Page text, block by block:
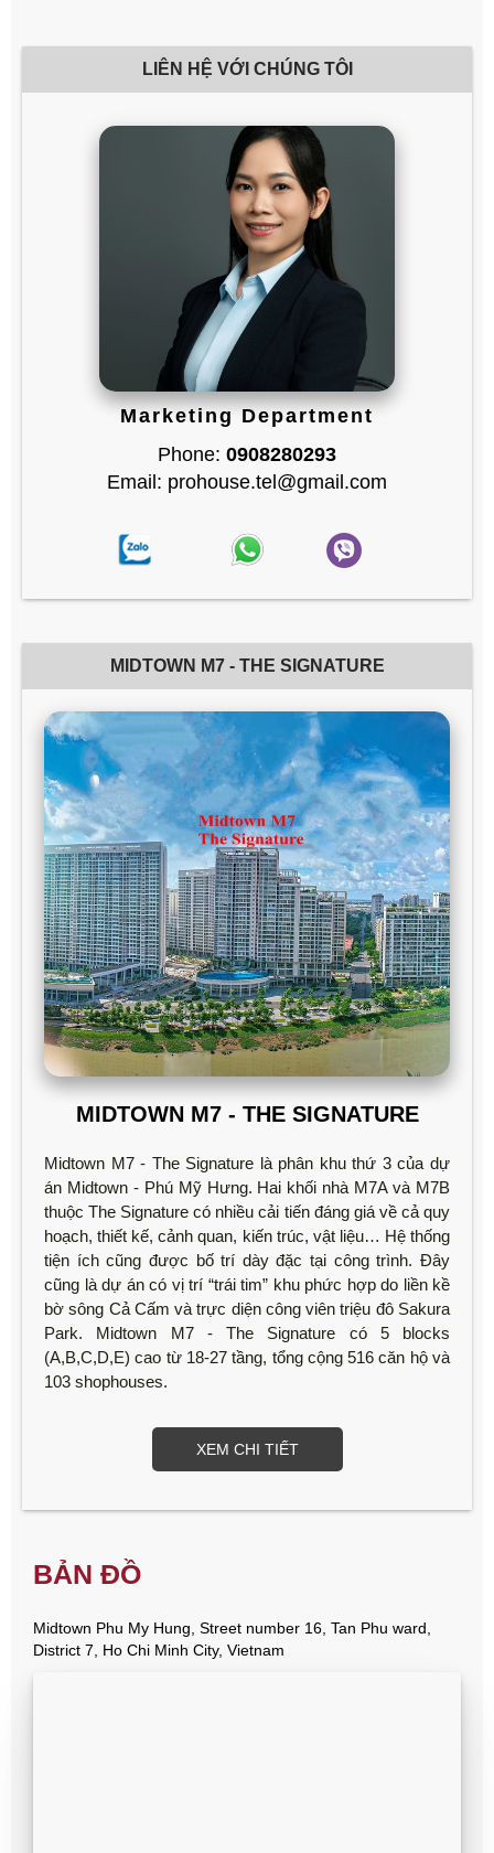
LIÊN HỆ VỚI CHÚNG TÔI
Marketing Department
Phone: 0908280293
Email: prohouse.tel@gmail.com
MIDTOWN M7 - THE SIGNATURE
MIDTOWN M7 - THE SIGNATURE
Midtown M7 - The Signature là phân khu thứ 3 của dự
án Midtown - Phú Mỹ Hưng. Hai khối nhà M7A và M7B
thuộc The Signature có nhiều cải tiến đáng giá về cả quy
hoạch, thiết kế, cảnh quan, kiến trúc, vật liệu… Hệ thống
tiện ích cũng được bố trí dày đặc tại công trình. Đây
cũng là dự án có vị trí “trái tim” khu phức hợp do liền kề
bờ sông Cả Cấm và trực diện công viên triệu đô Sakura
Park. Midtown M7 - The Signature có 5 blocks
(A,B,C,D,E) cao từ 18-27 tầng, tổng cộng 516 căn hộ và
103 shophouses.
XEM CHI TIẾT
BẢN ĐỒ
Midtown Phu My Hung, Street number 16, Tan Phu ward,
District 7, Ho Chi Minh City, Vietnam